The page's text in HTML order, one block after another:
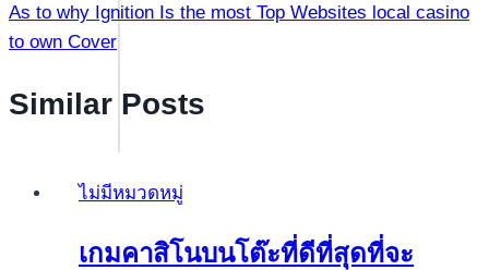
As to why Ignition Is the most Top Websites local casino
to own Cover
Similar Posts
ไม่มีหมวดหมู่
เกมคาสิโนบนโต๊ะที่ดีที่สุดที่จะ